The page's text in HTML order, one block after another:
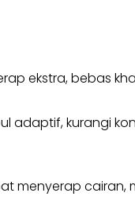
ekstra, bebas
adaptif, kurangi
menyerap cairan,